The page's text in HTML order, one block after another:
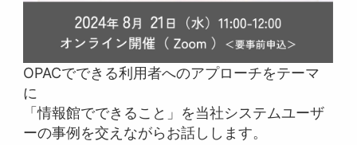
OPACでできる利用者へのアプローチをテーマ
に
「情報館でできること」を当社システムユーザ
ーの事例を交えながらお話しします。